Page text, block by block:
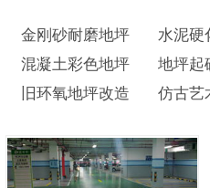
金刚砂耐磨地坪 水泥硬
混凝土彩色地坪
地坪起
旧环氧地坪改造
仿古艺